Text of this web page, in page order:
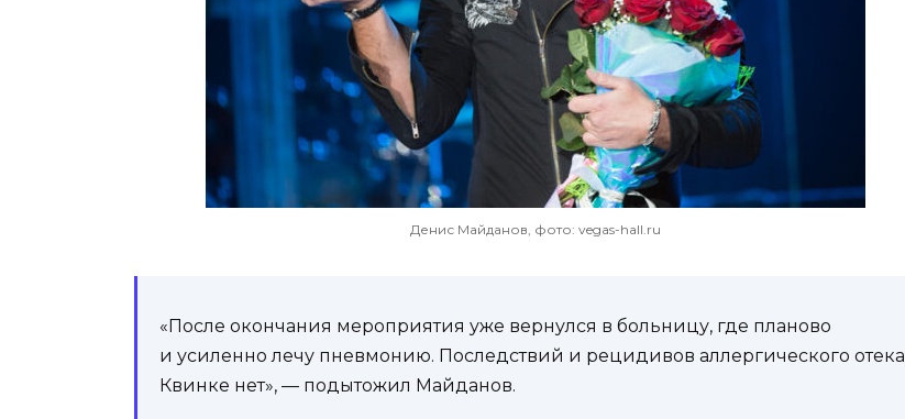
Денис Майданов, фото: vegas-hall.ru
«После окончания мероприятия уже вернулся в больницу, где планово
и усиленно лечу пневмонию. Последствий и рецидивов аллергического отека
Квинке нет», — подытожил Майданов.